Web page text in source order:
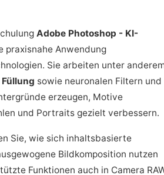
Adobe Photoshop - KI-
praxisnahe Anwendung
Sie arbeiten unter
sowie neuronalen Filtern und
erzeugen, Motive
und Portraits gezielt verbessern.
Sie, wie sich inhaltsbasierte
Bildkomposition nutzen
Funktionen auch in Camera